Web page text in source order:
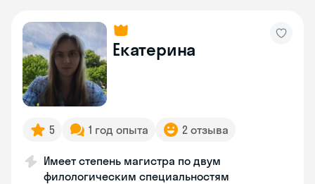
Екатерина
5 1 год опыта 2 отзыва
Имеет степень магистра по двум
филологическим специальностям